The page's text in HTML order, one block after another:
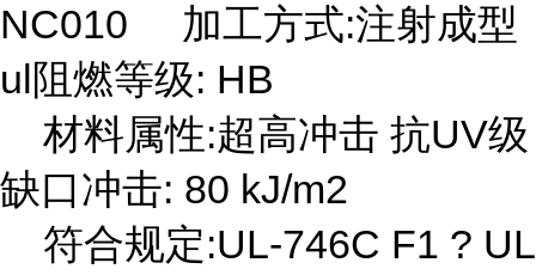
NC010 加工方式:注射成型
ul阻燃等级: HB
材料属性:超高冲击 抗UV级
缺口冲击: 80 kJ/m2
符合规定:UL-746C F1 ? UL